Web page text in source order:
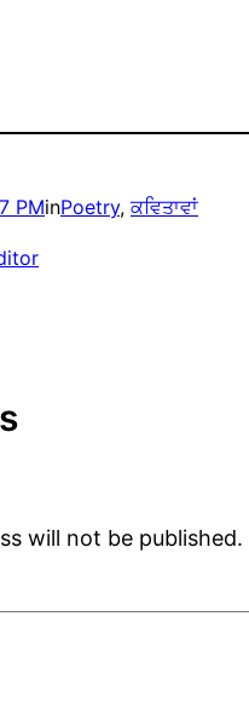
PMinPoetry, ਕਵਿਤਾਵਾਂ
will not be published.